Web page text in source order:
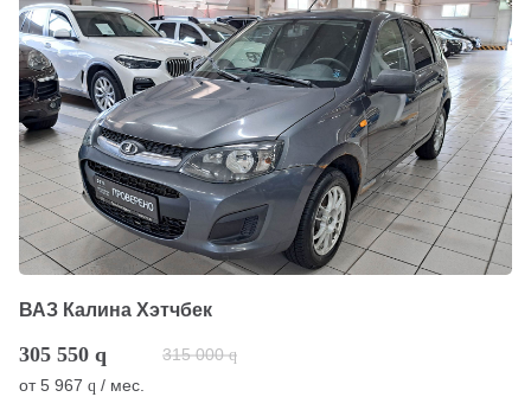
ВАЗ Калина Хэтчбек
305 550 q 315 000 q
от5 967 q / мес.